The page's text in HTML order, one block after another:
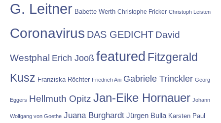
G. Leitner Babette Werth Christophe Fricker Christoph Leisten
Coronavirus DAS GEDICHT David
Westphal Erich Jooß featured Fitzgerald
Kusz Franziska Röchter Friedrich Ani Gabriele Trinckler Georg
Eggers Hellmuth Opitz Jan-Eike Hornauer Johann
Wolfgang von Goethe Juana Burghardt Jürgen Bulla Karsten Paul